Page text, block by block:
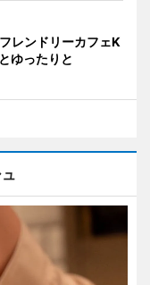
レンドリーカフェK
ゆったりと